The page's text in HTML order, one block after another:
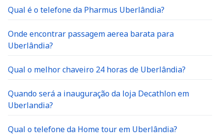
Qual é o telefone da Pharmus Uberlândia?
Onde encontrar passagem aerea barata para
Uberlândia?
Qual o melhor chaveiro 24 horas de Uberlândia?
Quando será a inauguração da loja Decathlon em
Uberlandia?
Qual o telefone da Home tour em Uberlândia?